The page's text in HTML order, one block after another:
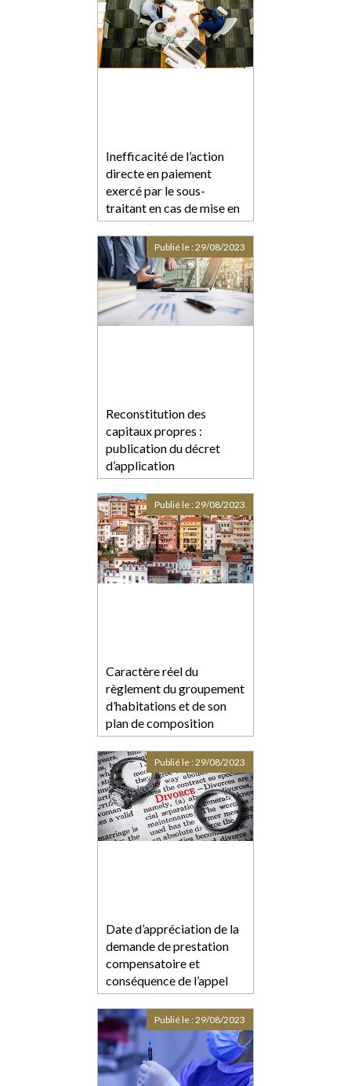
Inefficacité de l’action
directe en paiement
exercé par le sous-
traitant en cas de mise en
demeure postérieur à la
liquidation judiciaire
Reconstitution des
capitaux propres :
publication du décret
d’application
Publié le :29/08/2023
Caractère réel du
règlement du groupement
d’habitations et de son
plan de composition
Publié le :29/08/2023
Date d’appréciation de la
demande de prestation
compensatoire et
conséquence de l’appel
formé contre le jugement
de divorce
Publié le :29/08/2023
Publié le :29/08/2023